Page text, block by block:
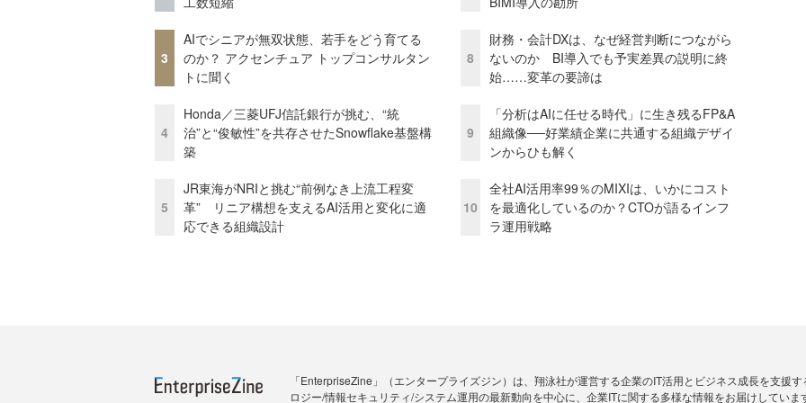
3
AIでシニアが無双状態、若手をどう育てる
のか？ アクセンチュア トップコンサルタン
トに聞く
4
Honda／三菱UFJ信託銀行が挑む、“統
治”と“俊敏性”を共存させたSnowflake基盤構
築
5
JR東海がNRIと挑む“前例なき上流工程変
革” リニア構想を支えるAI活用と変化に適
応できる組織設計
8
財務・会計DXは、なぜ経営判断につながら
ないのか BI導入でも予実差異の説明に終
始……変革の要諦は
9
「分析はAIに任せる時代」に生き残るFP&A
組織像──好業績企業に共通する組織デザイ
ンからひも解く
10
全社AI活用率99％のMIXIは、いかにコスト
を最適化しているのか？CTOが語るインフ
ラ運用戦略
「EnterpriseZine」（エンタープライズジン）は、翔泳社が運営する企業のIT活用とビジネス成長を支援
ロジー/情報セキュリティ/システム運用の最新動向を中心に、企業ITに関する多様な情報をお届けしていま